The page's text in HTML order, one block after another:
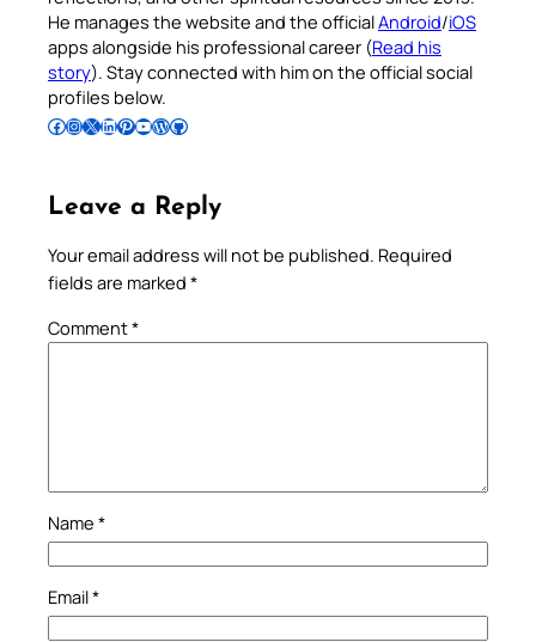
He manages the website and the officialAndroid/iOS
apps alongside his professional career (Read his
story). Stay connected with him on the official social
profiles below.
Follow Pradeep on Facebook Follow Pradeep on InstagramFollow Pradeep on X Follow Pradeep on LinkedIn Follow Pradeep on Pinterest Subscribe to Pradeep’s Youtube Channel Follow Pradeep on WordPress Follow Pradeep on GitHub
Leave a Reply
Your email address will not be published. Required
fields are marked *
Comment*
Name *
Email*